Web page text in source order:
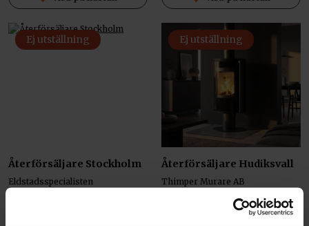
Ej utställning
Återförsäljare Stockholm
Eldstadsspecialisten
Ej utställning
Återförsäljare Hudiksvall
Thimper Murare AB
Hudiksvägen 57, Hudiksvall,